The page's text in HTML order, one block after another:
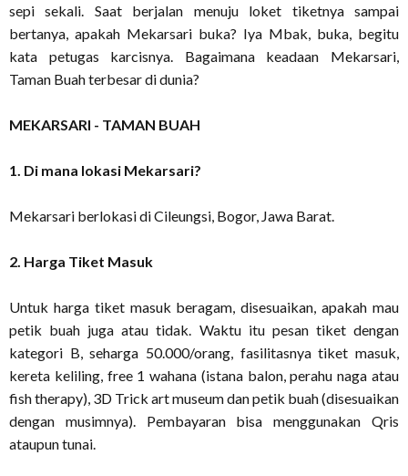
sepi sekali. Saat berjalan menuju loket tiketnya sampai
bertanya, apakah Mekarsari buka? Iya Mbak, buka, begitu
kata petugas karcisnya. Bagaimana keadaan Mekarsari,
Taman Buah terbesar di dunia?
MEKARSARI - TAMAN BUAH
1. Di mana lokasi Mekarsari?
Mekarsari berlokasi di Cileungsi, Bogor, Jawa Barat.
2. Harga Tiket Masuk
Untuk harga tiket masuk beragam, disesuaikan, apakah mau
petik buah juga atau tidak. Waktu itu pesan tiket dengan
kategori B, seharga 50.000/orang, fasilitasnya tiket masuk,
kereta keliling, free 1 wahana (istana balon, perahu naga atau
fish therapy), 3D Trick art museum dan petik buah (disesuaikan
dengan musimnya). Pembayaran bisa menggunakan Qris
ataupun tunai.